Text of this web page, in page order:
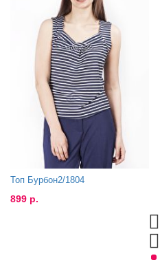
Топ Бурбон2/1804
899 р.